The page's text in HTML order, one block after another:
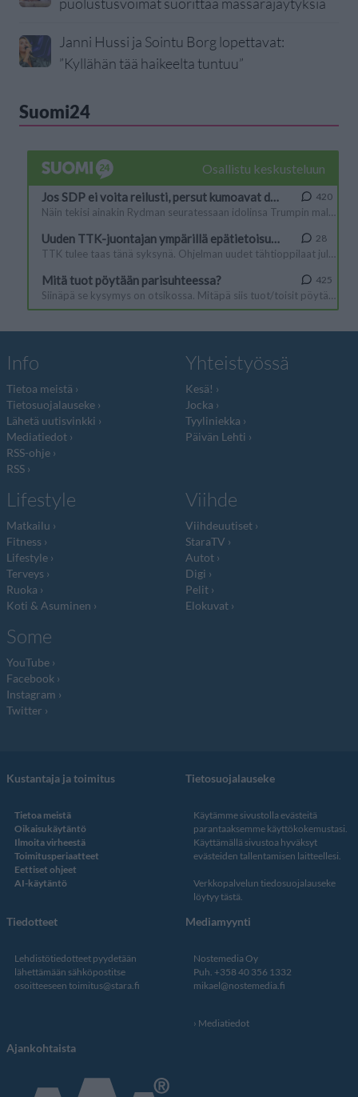
puolustusvoimat suorittaa massaräjäytyksiä
Janni Hussi ja Sointu Borg lopettavat:
”Kyllähän tää haikeelta tuntuu”
Suomi24
Info
Tietoa meistä
Tietosuojalauseke
Lähetä uutisvinkki
Mediatiedot
RSS-ohje
RSS
Yhteistyössä
Kesä!
Jocka
Tyyliniekka
Päivän Lehti
Lifestyle
Matkailu
Fitness
Lifestyle
Terveys
Ruoka
Koti & Asuminen
Viihde
Viihdeuutiset
StaraTV
Autot
Digi
Pelit
Elokuvat
Some
YouTube
Facebook
Instagram
Twitter
Kustantaja ja toimitus
Tietoa meistä
Oikaisukäytäntö
Ilmoita virheestä
Toimitusperiaatteet
Eettiset ohjeet
AI-käytäntö
Tietosuojalauseke
Käytämme sivustolla evästeitä
parantaaksemme käyttökokemustasi.
Käyttämällä sivustoa hyväksyt
evästeiden tallentamisen laitteellesi.
Verkkopalvelun tiedosuojalauseke
löytyy tästä.
Tiedotteet
Lehdistötiedotteet pyydetään
lähettämään sähköpostitse
osoitteeseen toimitus@stara.fi
Mediamyynti
Nostemedia Oy
Puh. +358 40 356 1332
mikael@nostemedia.fi
Mediatiedot
Ajankohtaista